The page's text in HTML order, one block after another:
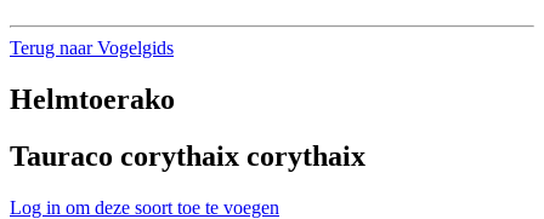
Terug naar Vogelgids
Helmtoerako
Tauraco corythaix corythaix
Log in om deze soort toe te voegen